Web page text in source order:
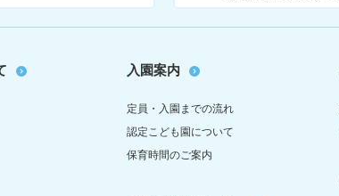
入園案内
定員・入園までの流れ
認定こども園について
保育時間のご案内